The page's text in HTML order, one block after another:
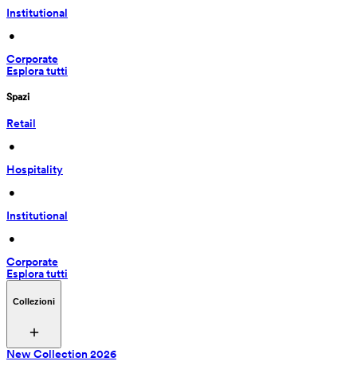
Institutional
•
Corporate
Esplora tutti
Spazi
Retail
•
Hospitality
•
Institutional
•
Corporate
Esplora tutti
Collezioni
New Collection 2026